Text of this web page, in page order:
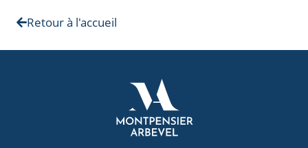
Retour à l'accueil